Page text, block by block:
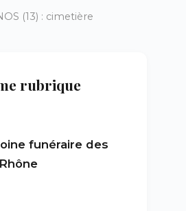
(13) : cimetière
rubrique
funéraire des